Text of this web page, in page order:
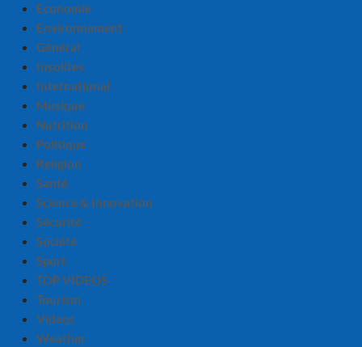
Economie
Environnement
Général
Insolites
International
Musique
Nutrition
Politique
Religion
Santé
Science & Innovation
Sécurité
Société
Sport
TOP VIDEOS
Tourism
Videos
Weather